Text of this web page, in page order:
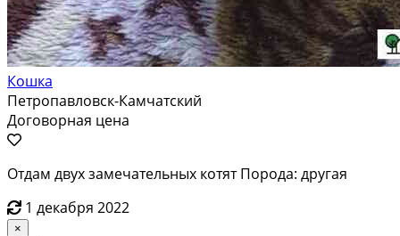
Кошка
Петропавловск-Камчатский
Договорная цена
Отдам двух замечательных котят Порода: другая
1 декабря 2022
×